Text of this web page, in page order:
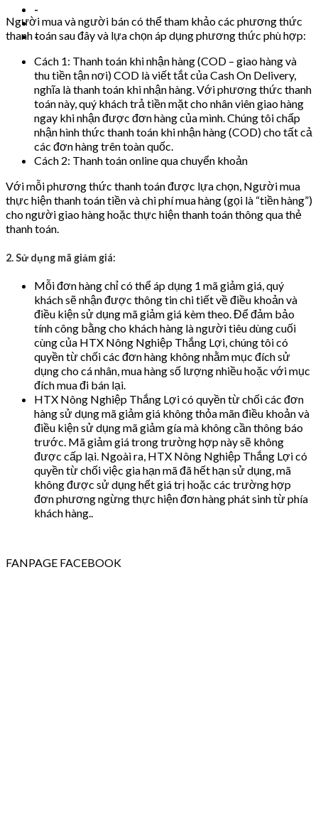
-
-
Người mua và người bán có thể tham khảo các phương thức
thanh toán sau đây và lựa chọn áp dụng phương thức phù hợp:
Cách 1: Thanh toán khi nhận hàng (COD – giao hàng và
thu tiền tận nơi) COD là viết tắt của Cash On Delivery,
nghĩa là thanh toán khi nhận hàng. Với phương thức thanh
toán này, quý khách trả tiền mặt cho nhân viên giao hàng
ngay khi nhận được đơn hàng của mình. Chúng tôi chấp
nhận hình thức thanh toán khi nhận hàng (COD) cho tất cả
các đơn hàng trên toàn quốc.
Cách 2: Thanh toán online qua chuyển khoản
Với mỗi phương thức thanh toán được lựa chọn, Người mua
thực hiện thanh toán tiền và chi phí mua hàng (gọi là “tiền hàng”)
cho người giao hàng hoặc thực hiện thanh toán thông qua thẻ
thanh toán.
2. Sử dụng mã giảm giá:
Mỗi đơn hàng chỉ có thể áp dụng 1 mã giảm giá, quý
khách sẽ nhận được thông tin chi tiết về điều khoản và
điều kiện sử dụng mã giảm giá kèm theo. Để đảm bảo
tính công bằng cho khách hàng là người tiêu dùng cuối
cùng của HTX Nông Nghiệp Thắng Lợi, chúng tôi có
quyền từ chối các đơn hàng không nhằm mục đích sử
dụng cho cá nhân, mua hàng số lượng nhiều hoặc với mục
đích mua đi bán lại.
HTX Nông Nghiệp Thắng Lợi có quyền từ chối các đơn
hàng sử dụng mã giảm giá không thỏa mãn điều khoản và
điều kiện sử dụng mã giảm gía mà không cần thông báo
trước. Mã giảm giá trong trường hợp này sẽ không
được cấp lại. Ngoài ra, HTX Nông Nghiệp Thắng Lợi có
quyền từ chối việc gia hạn mã đã hết hạn sử dụng, mã
không được sử dụng hết giá trị hoặc các trường hợp
đơn phương ngừng thực hiện đơn hàng phát sinh từ phía
khách hàng..
FANPAGE FACEBOOK